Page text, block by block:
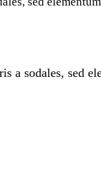
a sodales, sed